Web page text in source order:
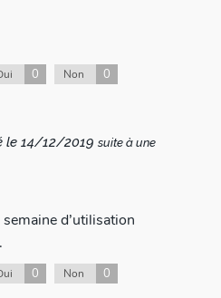
0 Non 0
le 14/12/2019 suite à une
d’utilisation
0 Non 0